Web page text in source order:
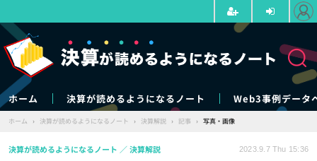
ホーム 決算が読めるようになるノート Web3事例データ
ホーム › 決算が読めるようになるノート › 決算解説 › 記事 › 写真・画像
決算が読めるようになるノート 決算解説 2023.9.7 Thu 15:36